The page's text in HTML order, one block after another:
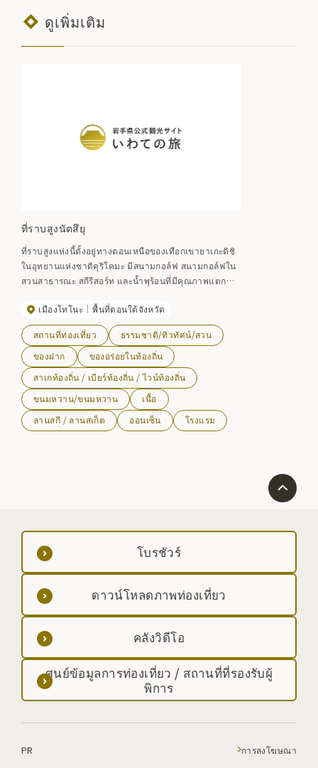
ดูเพิ่มเติม
ที่ราบสูงนัตสึยุ
ที่ราบสูงแห่งนี้ตั้งอยู่ทางตอนเหนือของเทือกเขายาเกะดิชิ
ในอุทยานแห่งชาติคุริโคมะ มีสนามกอล์ฟ สนามกอล์ฟใน
สวนสาธารณะ สกีรีสอร์ท และน้ำพุร้อนที่มีคุณภาพแตก
เมืองโทโนะ
พื้นที่ตอนใต้จังหวัด
สถานที่ท่องเที่ยว
ธรรมชาติ/ทิวทัศน์/สวน
ของฝาก
ของอร่อยในท้องถิ่น
สาเกท้องถิ่น / เบียร์ท้องถิ่น / ไวน์ท้องถิ่น
ขนมหวาน/ขนมหวาน
เนื้อ
ลานสกี / ลานสเก็ต
ออนเซ็น โรงแรม
โบรชัวร์
ดาวน์โหลดภาพท่องเที่ยว
คลังวิดีโอ
ศูนย์ข้อมูลการท่องเที่ยว / สถานที่ที่รองรับผู้
พิการ
PR การลงโฆษณา